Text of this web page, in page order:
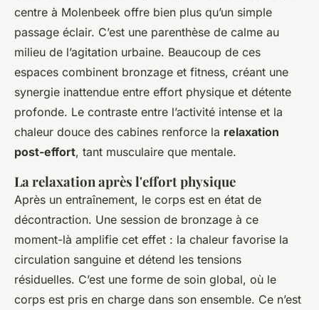
centre à Molenbeek offre bien plus qu’un simple
passage éclair. C’est une parenthèse de calme au
milieu de l’agitation urbaine. Beaucoup de ces
espaces combinent bronzage et fitness, créant une
synergie inattendue entre effort physique et détente
profonde. Le contraste entre l’activité intense et la
chaleur douce des cabines renforce la relaxation
post-effort, tant musculaire que mentale.
La relaxation après l'effort physique
Après un entraînement, le corps est en état de
décontraction. Une session de bronzage à ce
moment-là amplifie cet effet : la chaleur favorise la
circulation sanguine et détend les tensions
résiduelles. C’est une forme de soin global, où le
corps est pris en charge dans son ensemble. Ce n’est